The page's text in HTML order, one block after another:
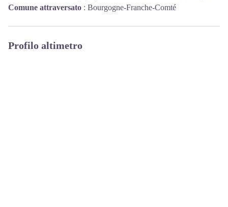
Comune attraversato : Bourgogne-Franche-Comté
Profilo altimetro